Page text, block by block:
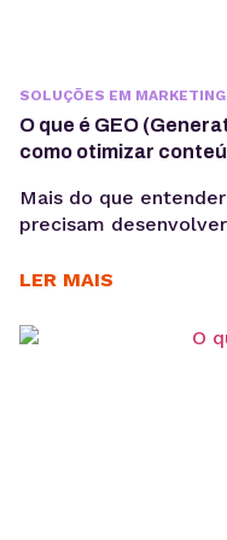
SOLUÇÕES EM MARKETING
O que é GEO
como otimizar
Mais do que
precisam
intenção,
sem comprometer a
LER MAIS